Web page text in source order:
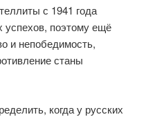
с 1941 года
успехов, поэтому ещё
и непобедимость,
станы
когда у русских